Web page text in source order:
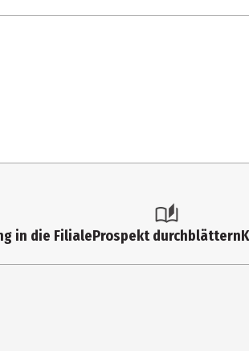
ADIPIC ACID/NEOPENTYL
60725 (VIOLET 2).
in die FilialeProspekt durchblättern